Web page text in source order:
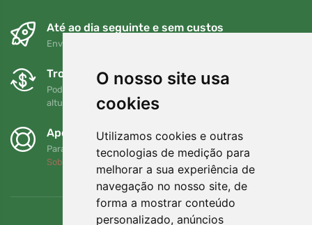
O nosso site usa
cookies
Utilizamos cookies e outras
tecnologias de medição para
melhorar a sua experiência de
navegação no nosso site, de
forma a mostrar conteúdo
personalizado, anúncios
Até ao dia seguinte e sem custos
Envio gratuito para encomendas superiores a 80 EUR
Trocas e devoluções gratuitas
Pode devolver ou trocar a sua encomenda em qualquer
altura no prazo de 90 dias
Apoiamos a Trees.org
Para cada encomenda plantamos uma árvore! Leia mais
Sobre nós